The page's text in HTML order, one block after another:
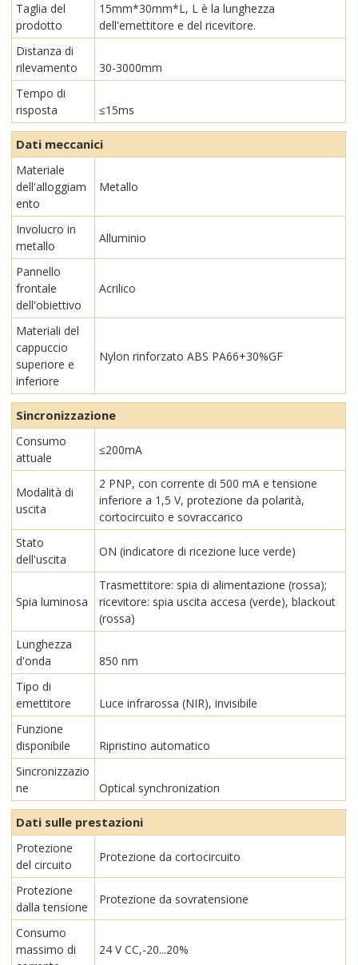
Taglia del
prodotto
15mm*30mm*L, L è la lunghezza
dell'emettitore e del ricevitore.
Distanza di
rilevamento
30-3000mm
Tempo di
risposta
≤15ms
Dati meccanici
Materiale
dell'alloggiam
ento
Metallo
Involucro in
metallo
Alluminio
Pannello
frontale
dell'obiettivo
Acrilico
Materiali del
cappuccio
superiore e
inferiore
Nylon rinforzato ABS PA66+30%GF
Sincronizzazione
Consumo
attuale
≤200mA
Modalità di
uscita
2 PNP, con corrente di 500 mA e tensione
inferiore a 1,5 V, protezione da polarità,
cortocircuito e sovraccarico
Stato
dell'uscita
ON (indicatore di ricezione luce verde)
Spia luminosa
Trasmettitore: spia di alimentazione (rossa);
ricevitore: spia uscita accesa (verde), blackout
(rossa)
Lunghezza
d'onda
850 nm
Tipo di
emettitore
Luce infrarossa (NIR), invisibile
Funzione
disponibile
Ripristino automatico
Sincronizzazio
ne
Optical synchronization
Dati sulle prestazioni
Protezione
del circuito
Protezione da cortocircuito
Protezione
dalla tensione
Protezione da sovratensione
Consumo
massimo di
24 V CC,-20...20%